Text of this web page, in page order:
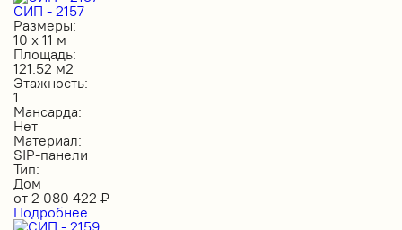
СИП - 2157
Размеры:
10 х 11 м
Площадь:
121.52 м2
Этажность:
1
Мансарда:
Нет
Материал:
SIP-панели
Тип:
Дом
от 2 080 422 ₽
Подробнее